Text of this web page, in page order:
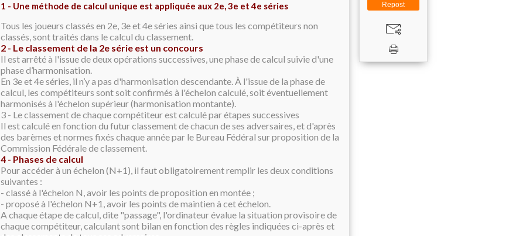
1 - Une méthode de calcul unique est appliquée aux 2e, 3e et 4e séries
Tous les joueurs classés en 2e, 3e et 4e séries ainsi que tous les compétiteurs non
classés, sont traités dans le calcul du classement.
2 - Le classement de la 2e série est un concours
Il est arrêté à l'issue de deux opérations successives, une phase de calcul suivie d'une
phase d’harmonisation.
En 3e et 4e séries, il n’y a pas d'harmonisation descendante. À l'issue de la phase de
calcul, les compétiteurs sont soit confirmés à l'échelon calculé, soit éventuellement
harmonisés à l'échelon supérieur (harmonisation montante).
3 - Le classement de chaque compétiteur est calculé par étapes successives
Il est calculé en fonction du futur classement de chacun de ses adversaires, et d'après
des barèmes et normes fixés chaque année par le Bureau Fédéral sur proposition de la
Commission Fédérale de classement.
4 - Phases de calcul
Pour accéder à un échelon (N+1), il faut obligatoirement remplir les deux conditions
suivantes :
- classé à l'échelon N, avoir les points de proposition en montée ;
- proposé à l'échelon N+1, avoir les points de maintien à cet échelon.
A chaque étape de calcul, dite "passage", l'ordinateur évalue la situation provisoire de
chaque compétiteur, calculant sont bilan en fonction des règles indiquées ci-après et
Repost